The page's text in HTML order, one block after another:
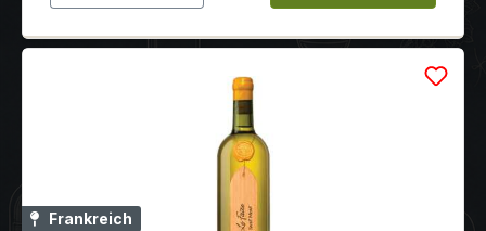
Frankreich